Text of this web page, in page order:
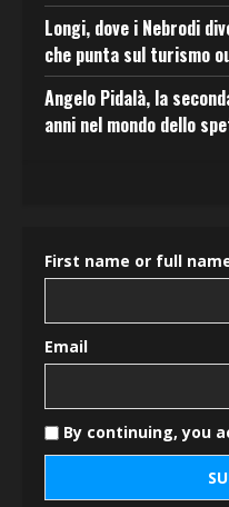
Longi, dove i Nebrodi
che punta sul turismo
Angelo Pidalà, la
anni nel mondo dello
First name or full
Email
By continuing, you